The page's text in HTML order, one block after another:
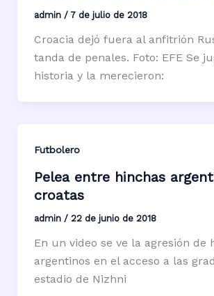
admin / 7 de julio de 2018
Croacia dejó fuera al anfitrión
tanda de penales. Foto: EFE Se
historia y la merecieron:
Futbolero
Pelea entre hinchas
croatas
admin / 22 de junio de 2018
En un video se ve la agresión de
argentinos en el acceso a las
estadio de Nizhni